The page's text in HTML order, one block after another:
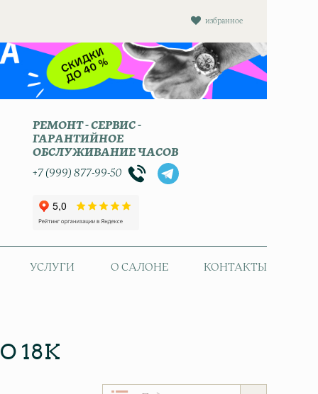
избранное
РЕМОНТ - СЕРВИС -
ГАРАНТИЙНОЕ
ОБСЛУЖИВАНИЕ ЧАСОВ
+7 (999) 877-99-50
УСЛУГИ О САЛОНЕ КОНТАКТЫ
18К